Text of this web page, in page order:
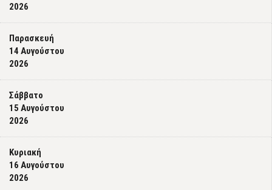
2026
Παρασκευή
14 Αυγούστου
2026
Σάββατο
15 Αυγούστου
2026
Κυριακή
16 Αυγούστου
2026